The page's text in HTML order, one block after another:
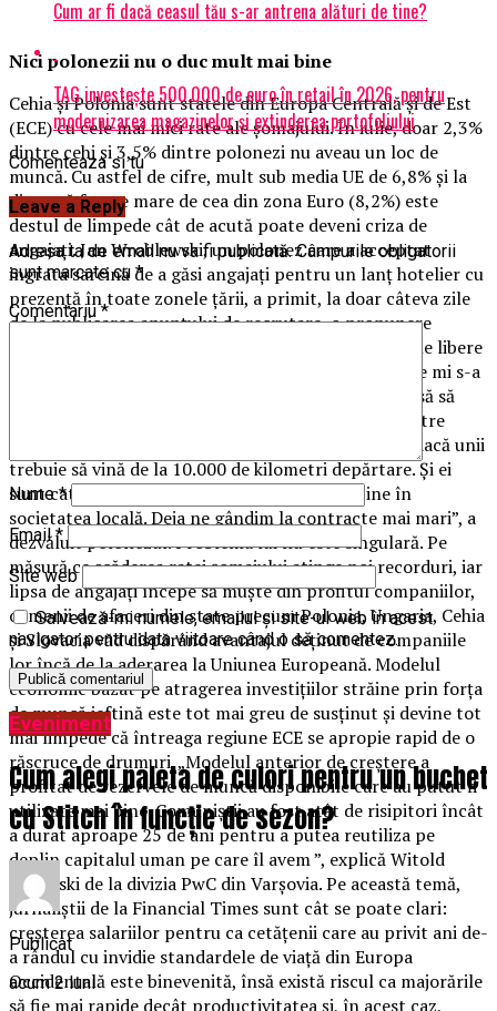
Nici polonezii nu o duc mult mai bine
Cehia şi Polonia sunt statele din Europa Centrală şi de Est
(ECE) cu cele mai mici rate ale şomajului. În iulie, doar 2,3%
dintre cehi şi 3,5% dintre polonezi nu aveau un loc de
muncă. Cu astfel de cifre, mult sub media UE de 6,8% şi la
distanţă foarte mare de cea din zona Euro (8,2%) este
destul de limpede cât de acută poate deveni criza de
angajaţi. Jan Wroblewski, un polonez care a acceptat
ingrata sarcină de a găsi angajaţi pentru un lanţ hotelier cu
prezenţă în toate zonele ţării, a primit, la doar câteva zile
de la publicarea anunţului de recrutare, o propunere
neaşteptată: o firmă i-a sugerat să acopere posturile libere
cu personal din Filipine. „La început, o astfel de idee mi s-a
părut ciudată”, explică Wroblewski. „Am început însă să
analizăm propunerea şi s-a dovedit că diferenţa dintre
polonezi şi filipinezi nu e chiar atât de mare. Chiar dacă unii
trebuie să vină de la 10.000 de kilometri depărtare. Și ei
sunt catolici, deci credem că se vor integra bine în
societatea locală. Deja ne gândim la contracte mai mari”, a
dezvăluit polonezul. Problema lui nu este singulară. Pe
măsură ce scăderea ratei şomajului atinge noi recorduri, iar
lipsa de angajaţi începe să muşte din profitul companiilor,
oamenii de afaceri din state precum Polonia, Ungaria, Cehia
şi Slovacia văd dispărând avantajul deţinut de companiile
lor încă de la aderarea la Uniunea Europeană. Modelul
economic bazat pe atragerea investiţiilor străine prin forţa
de muncă ieftină este tot mai greu de susţinut şi devine tot
mai limpede că întreaga regiune ECE se apropie rapid de o
răscruce de drumuri. „Modelul anterior de creştere a
profitat de rezervele de muncă disponibile care au putut fi
utilizate mai bine. Comuniştii au fost atât de risipitori încât
a durat aproape 25 de ani pentru a putea reutiliza pe
deplin capitalul uman pe care îl avem ”, explică Witold
Orlowski de la divizia PwC din Varşovia. Pe această temă,
jurnaliştii de la Financial Times sunt cât se poate clari:
creşterea salariilor pentru ca cetăţenii care au privit ani de-
a rândul cu invidie standardele de viaţă din Europa
Occidentală este binevenită, însă există riscul ca majorările
să fie mai rapide decât productivitatea şi, în acest caz,
Cum ar fi dacă ceasul tău s-ar antrena alături de tine?
TAG investește 500.000 de euro în retail în 2026, pentru
modernizarea magazinelor și extinderea portofoliului
Comenteaza si tu
Leave a Reply
Adresa ta de email nu va fi publicată. Câmpurile obligatorii
sunt marcate cu *
Comentariu*
Nume*
Email*
Site web
Salvează-mi numele, emailul și site-ul web în acest
navigator pentru data viitoare când o să comentez.
Eveniment
Cum alegi paleta de culori pentru un buchet
cu Stitch în funcție de sezon?
Publicat
acum 2 luni